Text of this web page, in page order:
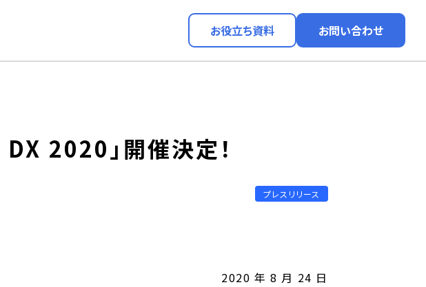
お役立ち資料 お問い合わせ
2020」開催決定！
プレスリリース
2020 年 8 月 24 日